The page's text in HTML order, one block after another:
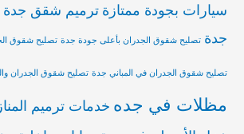
سيارات بجودة ممتازة ترميم شقق جدة
جدة تصليح شقوق الجدران بأعلى جودة جدة تصليح شقوق
تصليح شقوق الجدران في المباني جدة تصليح شقوق الجدران
مظلات في جده خدمات ترميم